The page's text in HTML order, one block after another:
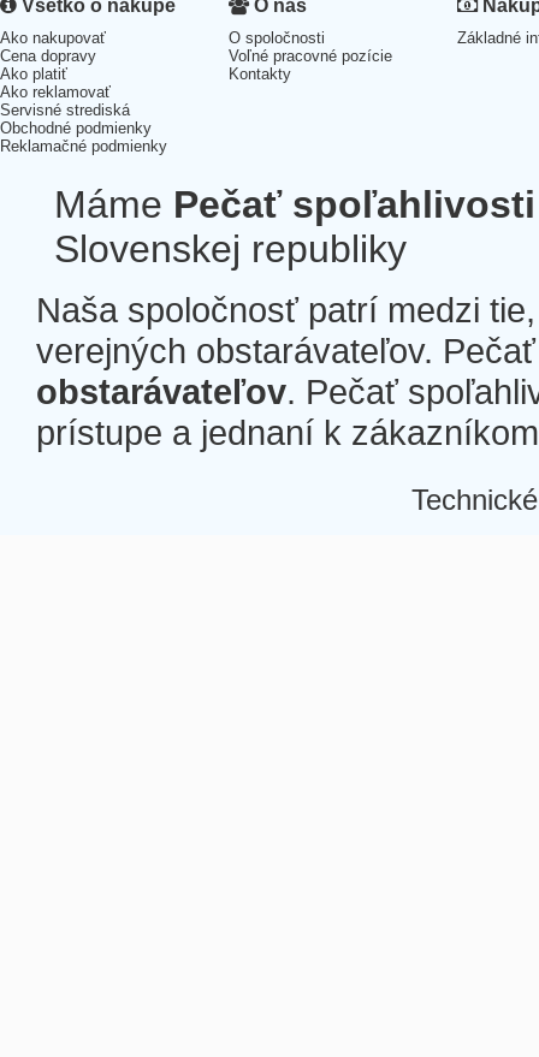
Všetko o nákupe
Ako nakupovať
Cena dopravy
Ako platiť
Ako reklamovať
Servisné strediská
Obchodné podmienky
Reklamačné podmienky
O nás
O spoločnosti
Voľné pracovné pozície
Kontakty
Základné
Máme Pečať spoľahlivosti
Slovenskej republiky
Naša spoločnosť patrí medzi
verejných obstarávateľov.
obstarávateľov. Pečať
prístupe a jednaní k